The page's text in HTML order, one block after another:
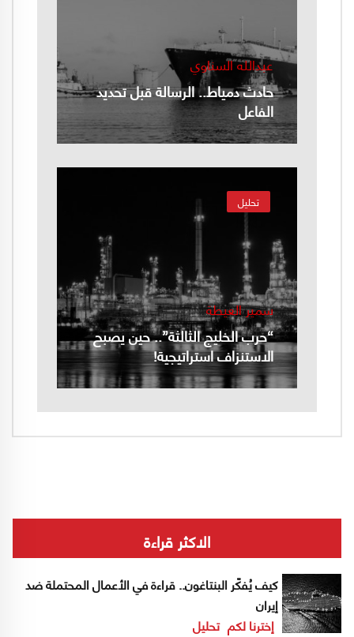
عبدالله السناوي
حادث دمياط.. الرسالة قبل تحديد
الفاعل
تحليل
سمير العيطة
“حرب الخليج الثالثة”.. حين يصبح
الاستنزاف استراتيجية!
الاكثر قراءة
كيف يُفكّر البنتاغون.. قراءة في الأعمال المحتملة ضد
إيران
إخترنا لكم تحليل